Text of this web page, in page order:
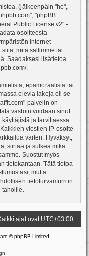
(jälkeenpäin "he",
"phpBB
Public License v2" -
osoitteesta
internet-
mitä sallimme tai
Saadaksesi lisätietoa
.
epämoraalista tai
olevia lakeja oli se
palvelin on
vastoin voidaan sinut
ja tarvittaessa
viestien IP-osoite
varten. Hyväksyt,
siirtää ja sulkea mikä
Suostut myös
tietokantaan. Tätä tietoa
mutta
tietoturvamurron
tahoille.
ajat ovat UTC+03:00
© phpBB Limited